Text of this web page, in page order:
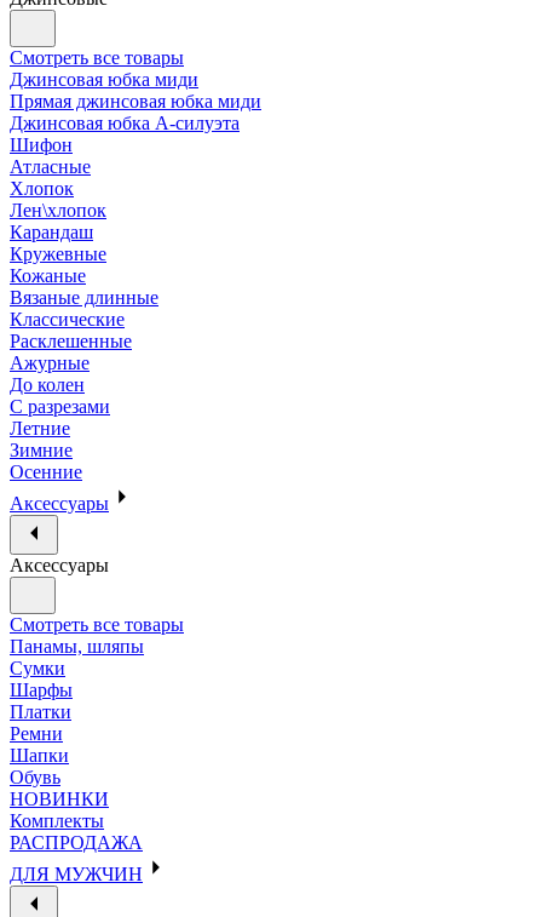
Смотреть все товары
Джинсовая юбка миди
Прямая джинсовая юбка миди
Джинсовая юбка А-силуэта
Шифон
Атласные
Хлопок
Лен\хлопок
Карандаш
Кружевные
Кожаные
Вязаные длинные
Классические
Расклешенные
Ажурные
До колен
С разрезами
Летние
Зимние
Осенние
Аксессуары
Аксессуары
Смотреть все товары
Панамы, шляпы
Сумки
Шарфы
Платки
Ремни
Шапки
Обувь
НОВИНКИ
Комплекты
РАСПРОДАЖА
ДЛЯ МУЖЧИН